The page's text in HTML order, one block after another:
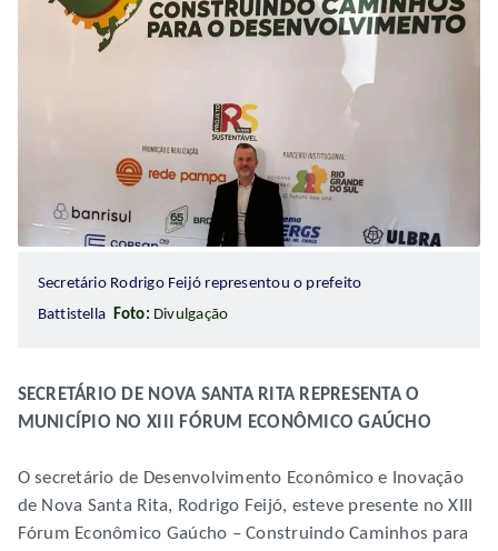
Secretário Rodrigo Feijó representou o prefeito
Battistella Foto: Divulgação
SECRETÁRIO DE NOVA SANTA RITA REPRESENTA O
MUNICÍPIO NO XIII FÓRUM ECONÔMICO GAÚCHO
O secretário de Desenvolvimento Econômico e Inovação
de Nova Santa Rita, Rodrigo Feijó, esteve presente no XIII
Fórum Econômico Gaúcho – Construindo Caminhos para